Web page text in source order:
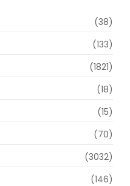
(38)
(133)
(1821)
(18)
(15)
(70)
(3032)
(146)